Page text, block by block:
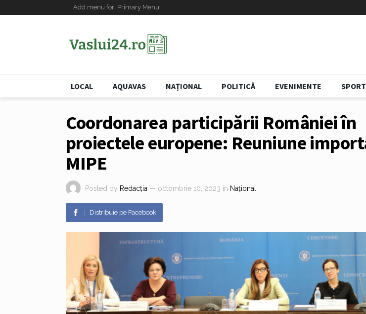
Add menu for: Primary Menu
LOCAL AQUAVAS NAȚIONAL POLITICĂ EVENIMENTE SPORT
Coordonarea participării României în
proiectele europene: Reuniune
MIPE
Posted by Redacția — octombrie 10, 2023 in Național
Distribuie pe Facebook